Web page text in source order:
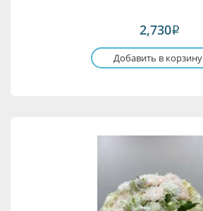
2,730i
Добавить в корзину